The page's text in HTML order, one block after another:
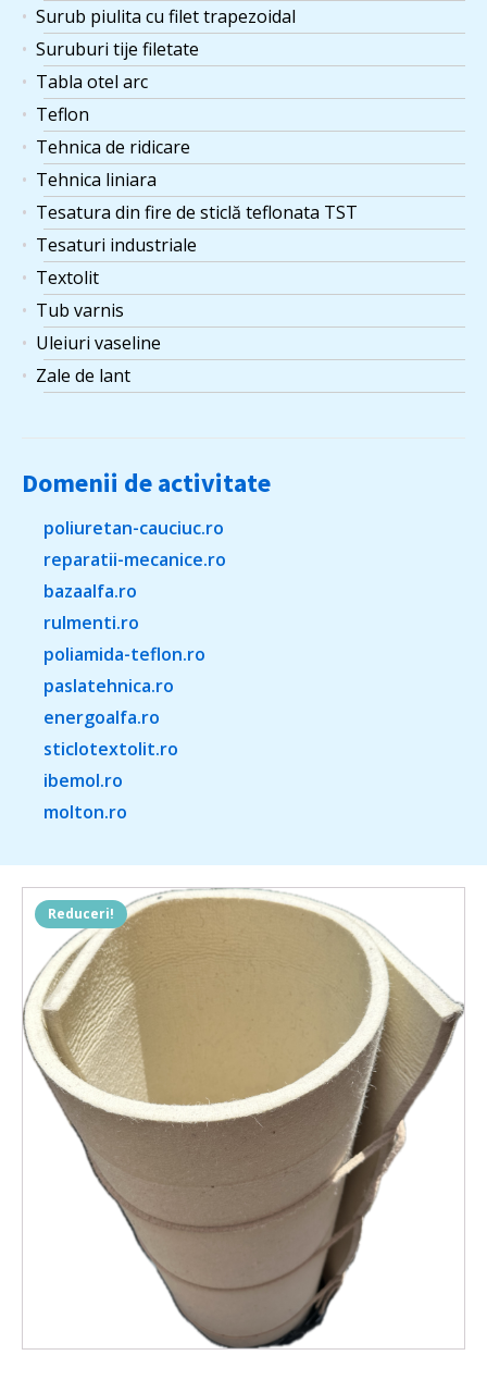
Surub piulita cu filet trapezoidal
Suruburi tije filetate
Tabla otel arc
Teflon
Tehnica de ridicare
Tehnica liniara
Tesatura din fire de sticlă teflonata TST
Tesaturi industriale
Textolit
Tub varnis
Uleiuri vaseline
Zale de lant
Domenii de activitate
poliuretan-cauciuc.ro
reparatii-mecanice.ro
bazaalfa.ro
rulmenti.ro
poliamida-teflon.ro
paslatehnica.ro
energoalfa.ro
sticlotextolit.ro
ibemol.ro
molton.ro
Reduceri!